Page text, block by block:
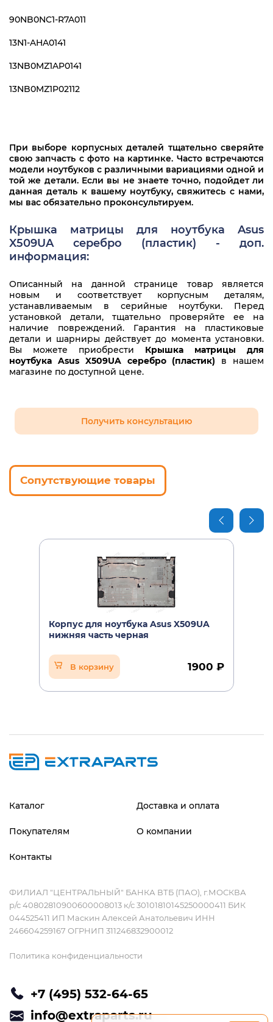
90NB0NC1-R7A011
13N1-AHA0141
13NB0MZ1AP0141
13NB0MZ1P02112
При выборе корпусных деталей тщательно сверяйте
свою запчасть с фото на картинке. Часто встречаются
модели ноутбуков с различными вариациями одной и
той же детали. Если вы не знаете точно, подойдет ли
данная деталь к вашему ноутбуку, свяжитесь с нами,
мы вас обязательно проконсультируем.
Крышка матрицы для ноутбука Asus
X509UA серебро (пластик) - доп.
информация:
Описанный на данной странице товар является
новым и соответствует корпусным деталям,
устанавливаемым в серийные ноутбуки. Перед
установкой детали, тщательно проверяйте ее на
наличие повреждений. Гарантия на пластиковые
детали и шарниры действует до момента установки.
Вы можете приобрести Крышка матрицы для
ноутбука Asus X509UA серебро (пластик) в нашем
магазине по доступной цене.
Получить консультацию
Сопутствующие товары
Корпус для ноутбука Asus X509UA
нижняя часть черная
В корзину 1900 ₽
Каталог Доставка и оплата
Покупателям О компании
Контакты
ФИЛИАЛ "ЦЕНТРАЛЬНЫЙ" БАНКА ВТБ (ПАО), г.МОСКВА
р/с 40802810900600008013 к/с 30101810145250000411 БИК
044525411 ИП Маскин Алексей Анатольевич ИНН
246604259167 ОГРНИП 311246832900012
Политика конфиденциальности
+7 (495) 532-64-65
info@extraparts.ru